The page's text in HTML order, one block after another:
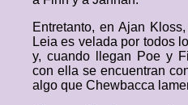
Entretanto, en Ajan
Leia es velada por todos
y, cuando llegan Poe y
con ella se encuentran
algo que Chewbacca